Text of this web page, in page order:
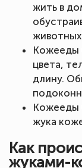
жить в
животных
Кожееды
цвета,
длину.
Кожееды
жука
Как
жуками-